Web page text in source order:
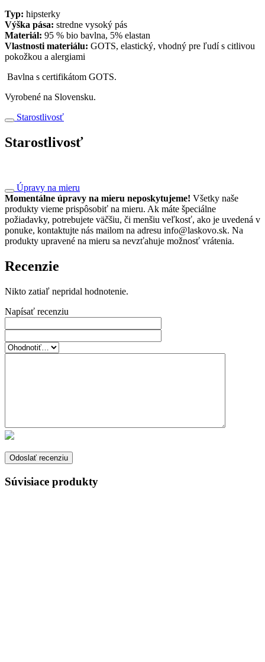
Typ: hipsterky
Výška pása: stredne vysoký pás
Materiál: 95 % bio bavlna, 5% elastan
Vlastnosti materiálu: GOTS, elastický, vhodný pre ľudí s citlivou
pokožkou a alergiami
Bavlna s certifikátom GOTS.
Vyrobené na Slovensku.
Starostlivosť
Starostlivosť
Úpravy na mieru
Momentálne úpravy na mieru neposkytujeme! Všetky naše
produkty vieme prispôsobiť na mieru. Ak máte špeciálne
požiadavky, potrebujete väčšiu, či menšiu veľkosť, ako je uvedená v
ponuke, kontaktujte nás mailom na adresu info@laskovo.sk. Na
produkty upravené na mieru sa nevzťahuje možnosť vrátenia.
Recenzie
Nikto zatiaľ nepridal hodnotenie.
Napísať recenziu
Súvisiace produkty